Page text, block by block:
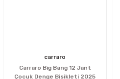
carraro
Carraro Big Bang 12 Jant
Çocuk Denge Bisikleti 2025